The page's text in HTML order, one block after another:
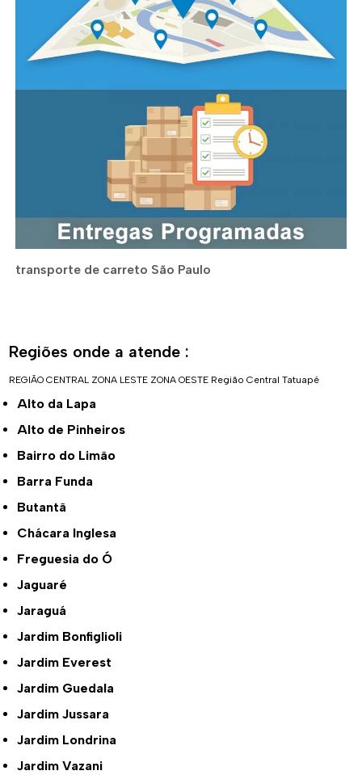
transporte de carreto São Paulo
Regiões onde a atende :
REGIÃO CENTRAL ZONA LESTE ZONA OESTE Região Central Tatuapé
Alto da Lapa
Alto de Pinheiros
Bairro do Limão
Barra Funda
Butantã
Chácara Inglesa
Freguesia do Ó
Jaguaré
Jaraguá
Jardim Bonfiglioli
Jardim Everest
Jardim Guedala
Jardim Jussara
Jardim Londrina
Jardim Vazani